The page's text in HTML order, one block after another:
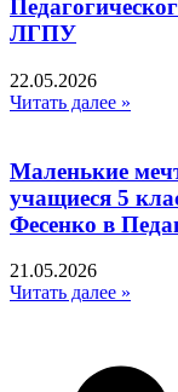
ЛГПУ
22.05.2026
Читать далее »
Маленькие
учащиеся 5
Фесенко в
21.05.2026
Читать далее »